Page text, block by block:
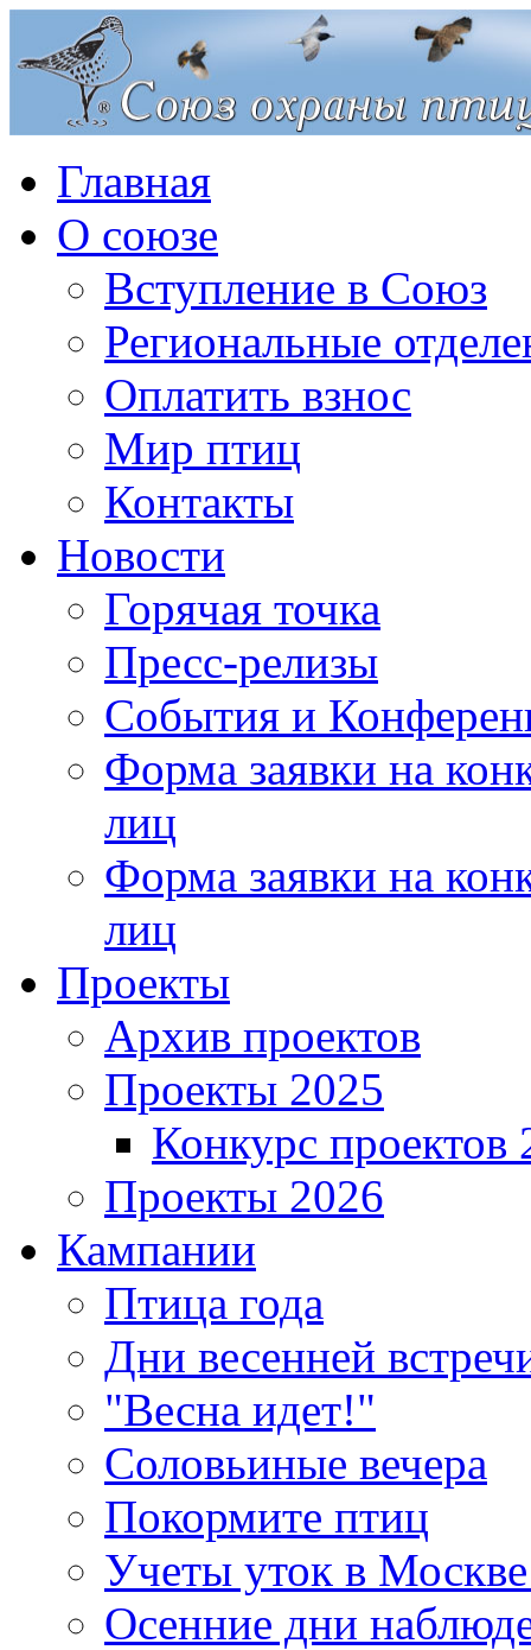
Главная
О союзе
Вступление в Союз
Региональные
Оплатить взнос
Мир птиц
Контакты
Новости
Горячая точка
Пресс-релизы
События и
Форма заявки на
лиц
Форма заявки на
лиц
Проекты
Архив проектов
Проекты 2025
Конкурс проектов
Проекты 2026
Кампании
Птица года
Дни весенней
"Весна идет!"
Соловьиные вечера
Покормите птиц
Учеты уток в
Осенние дни